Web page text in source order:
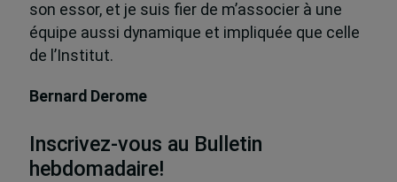
son essor, et je suis fier de m’associer à une
équipe aussi dynamique et impliquée que celle
de l’Institut.
Bernard Derome
Inscrivez-vous au Bulletin
hebdomadaire!